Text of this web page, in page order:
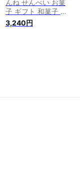
んね せんべい お菓
子 ギフト 和菓子 個
包装 詰め合わせ
【SS-30】御歳暮 御
3,240円